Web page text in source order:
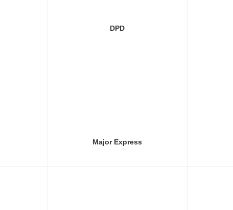
DPD
Major Express